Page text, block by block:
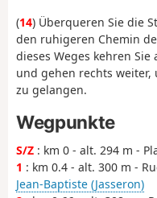
(14) Überqueren Sie die
den ruhigeren Chemin
dieses Weges kehren
und gehen rechts weiter,
zu gelangen.
Wegpunkte
S/Z : km 0 - alt. 294 m -
1 : km 0.4 - alt. 300 m -
Jean-Baptiste (Jasseron)